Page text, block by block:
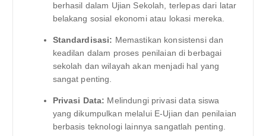
berhasil dalam Ujian Sekolah, terlepas dari latar
belakang sosial ekonomi atau lokasi mereka.
Standardisasi: Memastikan konsistensi dan
keadilan dalam proses penilaian di berbagai
sekolah dan wilayah akan menjadi hal yang
sangat penting.
Privasi Data: Melindungi privasi data siswa
yang dikumpulkan melalui E-Ujian dan penilaian
berbasis teknologi lainnya sangatlah penting.